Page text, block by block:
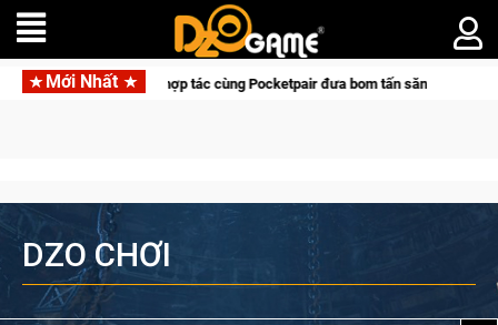
Mới Nhất
Garena hợp tác cùng Pocketpair đưa bom tấn săn thú sinh tồn lên di động
DZO CHƠI